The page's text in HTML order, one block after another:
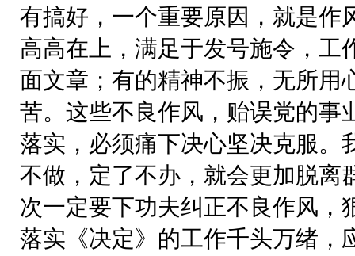
有搞好，一个重要原因，就是作
高高在上，满足于发号施令，工
面文章；有的精神不振，无所用
苦。这些不良作风，贻误党的事
落实，必须痛下决心坚决克服。
不做，定了不办，就会更加脱离
次一定要下功夫纠正不良作风，
落实《决定》的工作千头万绪，